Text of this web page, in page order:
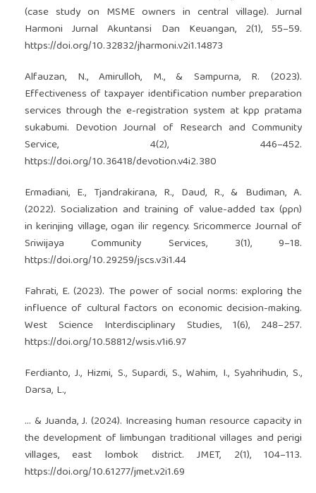
(case study on MSME owners in central village). Jurnal
Harmoni Jurnal Akuntansi Dan Keuangan, 2(1), 55–59.
https://doi.org/10.32832/jharmoni.v2i1.14873
Alfauzan, N., Amirulloh, M., & Sampurna, R. (2023).
Effectiveness of taxpayer identification number preparation
services through the e-registration system at kpp pratama
sukabumi. Devotion Journal of Research and Community
Service, 4(2), 446–452.
https://doi.org/10.36418/devotion.v4i2.380
Ermadiani, E., Tjandrakirana, R., Daud, R., & Budiman, A.
(2022). Socialization and training of value-added tax (ppn)
in kerinjing village, ogan ilir regency. Sricommerce Journal of
Sriwijaya Community Services, 3(1), 9–18.
https://doi.org/10.29259/jscs.v3i1.44
Fahrati, E. (2023). The power of social norms: exploring the
influence of cultural factors on economic decision-making.
West Science Interdisciplinary Studies, 1(6), 248–257.
https://doi.org/10.58812/wsis.v1i6.97
Ferdianto, J., Hizmi, S., Supardi, S., Wahim, I., Syahrihudin, S.,
Darsa, L.,
… & Juanda, J. (2024). Increasing human resource capacity in
the development of limbungan traditional villages and perigi
villages, east lombok district. JMET, 2(1), 104–113.
https://doi.org/10.61277/jmet.v2i1.69